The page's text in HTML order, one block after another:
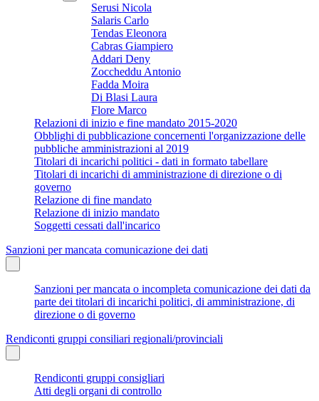
Serusi Nicola
Salaris Carlo
Tendas Eleonora
Cabras Giampiero
Addari Deny
Zoccheddu Antonio
Fadda Moira
Di Blasi Laura
Flore Marco
Relazioni di inizio e fine mandato 2015-2020
Obblighi di pubblicazione concernenti l'organizzazione delle
pubbliche amministrazioni al 2019
Titolari di incarichi politici - dati in formato tabellare
Titolari di incarichi di amministrazione di direzione o di
governo
Relazione di fine mandato
Relazione di inizio mandato
Soggetti cessati dall'incarico
Sanzioni per mancata comunicazione dei dati
Sanzioni per mancata o incompleta comunicazione dei dati da
parte dei titolari di incarichi politici, di amministrazione, di
direzione o di governo
Rendiconti gruppi consiliari regionali/provinciali
Rendiconti gruppi consigliari
Atti degli organi di controllo